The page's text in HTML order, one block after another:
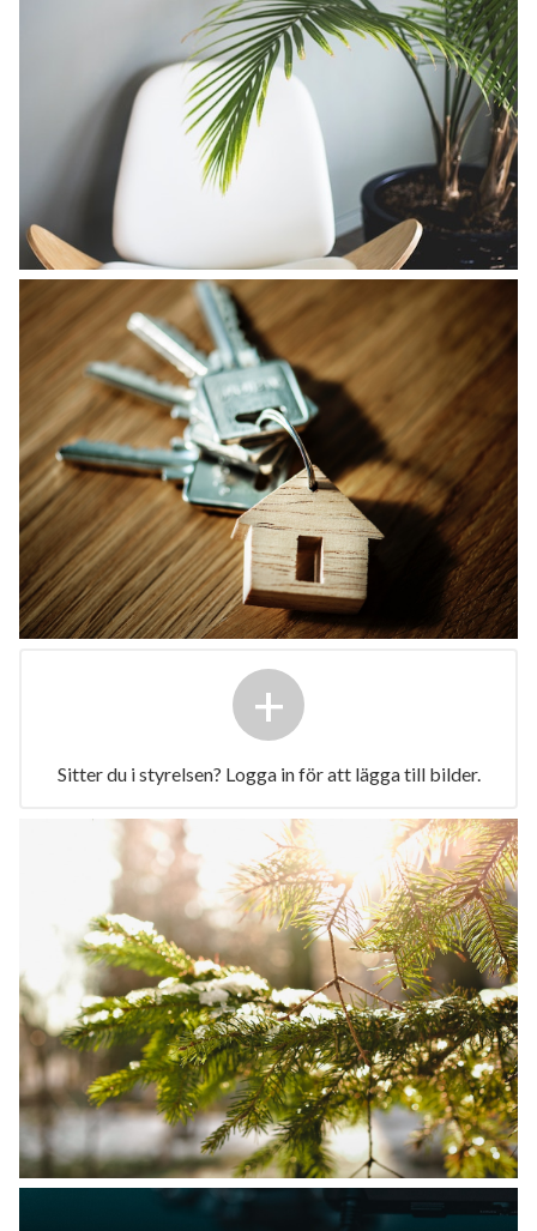
+
Sitter du i styrelsen? Logga in för att lägga till bilder.